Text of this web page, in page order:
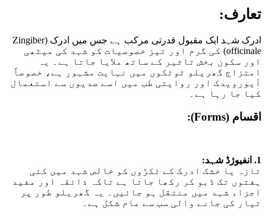
تعارف:
ادرک شہد ایک مقبول قدرتی مرکب ہے جس میں ادرک (Zingiber
officinale) کی گرم اور تیز خصوصیات کو شہد کی میٹھی
اور سکون بخش تاثیر کے ساتھ ملایا جاتا ہے۔ یہ
امتزاج گھریلو ٹوٹکوں میں نہایت مشہور ہے، خصوصاً
آیورویدک اور روایتی طب میں اسے صدیوں سے استعمال
کیا جا رہا ہے۔
اقسام (Forms):
1. انفیوژڈ شہد:
تازہ یا خشک ادرک کے ٹکڑوں کو خالص شہد میں کئی
ہفتوں تک ڈبو کر رکھا جاتا ہے تاکہ ذائقہ اور مفید
اجزاء شہد میں منتقل ہو جائیں۔ یہ گھریلو طور پر
تیار کی جانے والی سب سے عام شکل ہے۔